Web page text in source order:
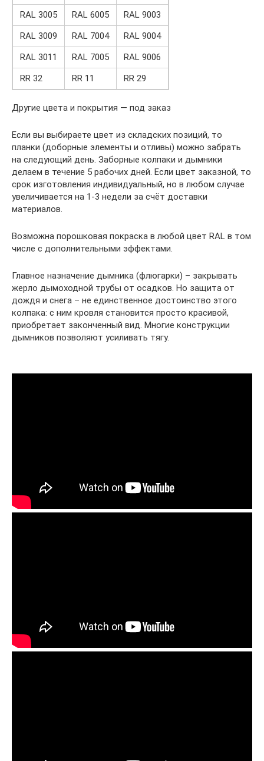
RAL 3005
RAL 6005
RAL 9003
RAL 3009
RAL 7004
RAL 9004
RAL 3011
RAL 7005
RAL 9006
RR 32
RR 11 RR 29
Другие цвета и покрытия — под заказ
Если вы выбираете цвет из складских позиций, то
планки (доборные элементы и отливы) можно забрать
на следующий день. Заборные колпаки и дымники
делаем в течение 5 рабочих дней. Если цвет заказной, то
срок изготовления индивидуальный, но в любом случае
увеличивается на 1-3 недели за счёт доставки
материалов.
Возможна порошковая покраска в любой цвет RAL в том
числе с дополнительными эффектами.
Главное назначение дымника (флюгарки) – закрывать
жерло дымоходной трубы от осадков. Но защита от
дождя и снега – не единственное достоинство этого
колпака: с ним кровля становится просто красивой,
приобретает законченный вид. Многие конструкции
дымников позволяют усиливать тягу.